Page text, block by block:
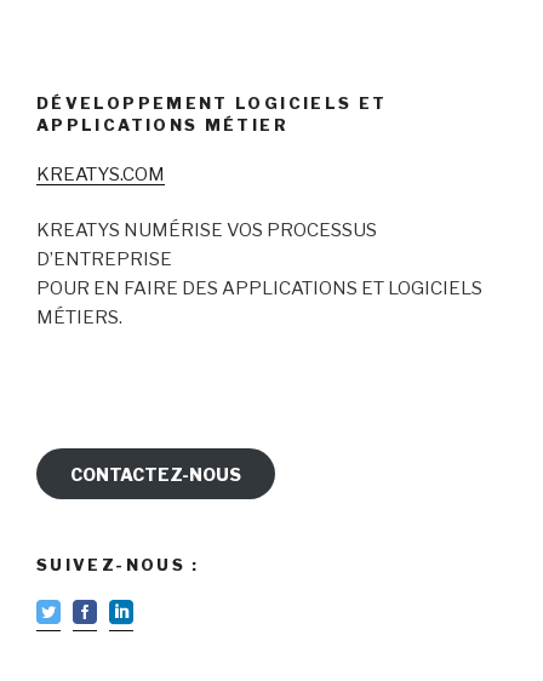
DÉVELOPPEMENT LOGICIELS ET
APPLICATIONS MÉTIER
KREATYS.COM
KREATYS NUMÉRISE VOS PROCESSUS
D’ENTREPRISE
POUR EN FAIRE DES APPLICATIONS ET LOGICIELS
MÉTIERS.
CONTACTEZ-NOUS
SUIVEZ-NOUS :